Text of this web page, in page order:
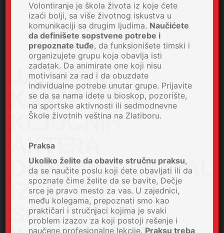
JACANJE
KAPACITETA
KLJUCNIH
AKTERA
DEINSTITUCIONAL
IZACIJE I
SOCIJALNE
Volontiranje je škola života iz koje ćete
izaći bolji, sa više životnog iskustva u
komunikaciji sa drugim ljudima. Naučićete
da definišete sopstvene potrebe i
prepoznate tuđe, da funksionišete timski i
organizujete grupu koja obavlja isti
zadatak. Da animirate one koji nisu
motivisani za rad i da obuzdate
individualne potrebe unutar grupe. Prijavite
se da sa nama idete u bioskop, pozorište,
na sportske aktivnosti ili sedmodnevne
Škole životnih veština na Zlatiboru.
Praksa
Ukoliko želite da obavite stručnu praksu,
da se naučite poslu koji ćete obavljati ili da
spoznate čime želite da se bavite, Dečje
srce je pravo mesto za vas. U zajednici,
među kolegama, prepoznati smo kao
praktičari i stručnjaci kojima je svaki
problem izazov za koji postoji rešenje i
naučene profesionalne lekcije. Praksu treba